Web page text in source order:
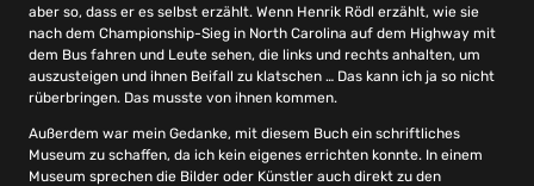
aber so, dass er es selbst erzählt. Wenn Henrik Rödl erzählt, wie sie
nach dem Championship-Sieg in North Carolina auf dem Highway mit
dem Bus fahren und Leute sehen, die links und rechts anhalten, um
auszusteigen und ihnen Beifall zu klatschen … Das kann ich ja so nicht
rüberbringen. Das musste von ihnen kommen.
Außerdem war mein Gedanke, mit diesem Buch ein schriftliches
Museum zu schaffen, da ich kein eigenes errichten konnte. In einem
Museum sprechen die Bilder oder Künstler auch direkt zu den